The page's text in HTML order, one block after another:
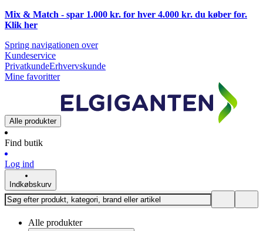
Mix & Match - spar 1.000 kr. for hver 4.000 kr. du køber for.
Klik her
Spring navigationen over
Kundeservice
PrivatkundeErhvervskunde
Mine favoritter
Alle produkter
Find butik
Log ind
Indkøbskurv
Alle produkter